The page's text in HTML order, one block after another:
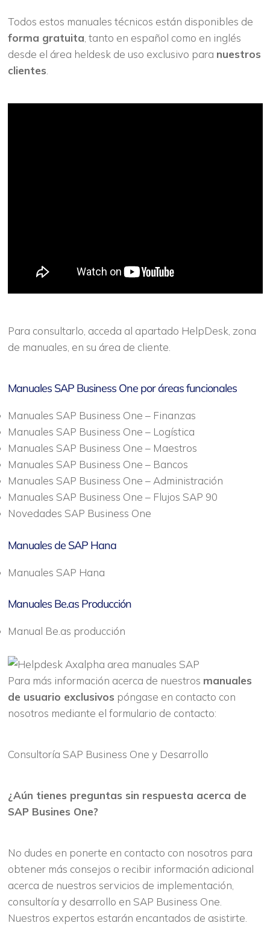
Todos estos manuales técnicos están disponibles de
forma gratuita , tanto en español como en inglés
desde el área heldesk de uso exclusivo para nuestros
clientes
Para consultarlo, acceda al apartado HelpDesk, zona
de manuales, en su área de cliente.
Manuales SAP Business One por áreas funcionales
Manuales SAP Business One – Finanzas
Manuales SAP Business One – Logística
Manuales SAP Business One – Maestros
Manuales SAP Business One – Bancos
Manuales SAP Business One – Administración
Manuales SAP Business One – Flujos SAP 90
Novedades SAP Business One
Manuales de SAP Hana
Manuales SAP Hana
Manuales Be.as Producción
Manual Be.as producción
Para más información acerca de nuestros manuales
de usuario exclusivos póngase en contacto con
nosotros mediante el formulario de contacto:
Consultoría SAP Business One y Desarrollo
¿Aún tienes preguntas sin respuesta acerca de
SAP Busines One?
No dudes en ponerte en contacto con nosotros para
obtener más consejos o recibir información adicional
acerca de nuestros servicios de implementación,
consultoría y desarrollo en SAP Business One.
Nuestros expertos estarán encantados de asistirte.